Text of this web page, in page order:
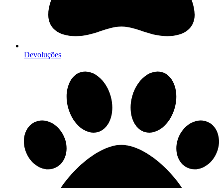
Devoluções